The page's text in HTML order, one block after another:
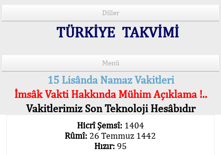
Diller
TÜRKİYE TAKVİMİ
Menü
15 Lisânda Namaz Vakitleri
İmsâk Vakti Hakkında Mühim Açıklama !..
Vakitlerimiz Son Teknoloji Hesâbıdır
Hicrî Şemsî: 1404
Rûmî: 26 Temmuz 1442
Hızır: 95